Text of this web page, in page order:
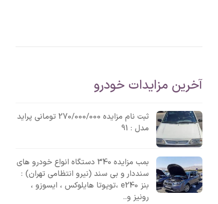
آخرین مزایدات خودرو
ثبت نام مزایده 270/000/000 تومانی پراید
مدل : 91
بمب مزایده 340 دستگاه انواع خودرو های
سنددار و بی سند (نیرو انتظامی تهران) :
بنز e240 ،تویوتا هایلوکس ، ایسوزو ،
رونیز و..